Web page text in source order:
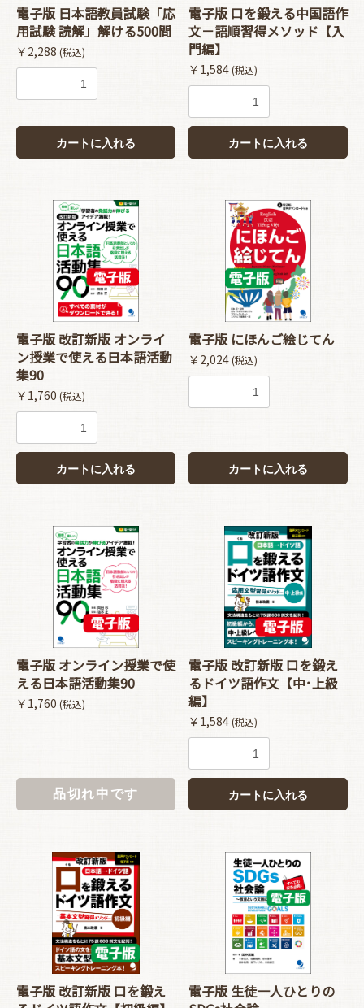
電子版 日本語教員試験「応
用試験 読解」解ける500問
￥2,288 (税込)
カートに入れる
電子版 口を鍛える中国語作
文－語順習得メソッド【入
門編】
￥1,584(税込)
カートに入れる
電子版 改訂新版 オンライ
ン授業で使える日本語活動
集90
￥1,760 (税込)
カートに入れる
電子版 にほんご絵じてん
￥2,024(税込)
カートに入れる
電子版 オンライン授業で使
える日本語活動集90
￥1,760 (税込)
品切れ中です
電子版 改訂新版 口を鍛え
るドイツ語作文【中･上級
編】
￥1,584(税込)
カートに入れる
電子版 改訂新版 口を鍛え
電子版 生徒一人ひとりの